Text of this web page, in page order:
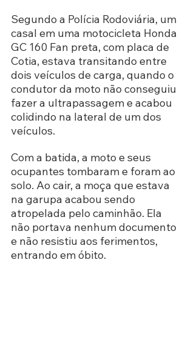
Segundo a Polícia Rodoviária, um
casal em uma motocicleta Honda
GC 160 Fan preta, com placa de
Cotia, estava transitando entre
dois veículos de carga, quando o
condutor da moto não conseguiu
fazer a ultrapassagem e acabou
colidindo na lateral de um dos
veículos.
Com a batida, a moto e seus
ocupantes tombaram e foram ao
solo. Ao cair, a moça que estava
na garupa acabou sendo
atropelada pelo caminhão. Ela
não portava nenhum documento
e não resistiu aos ferimentos,
entrando em óbito.